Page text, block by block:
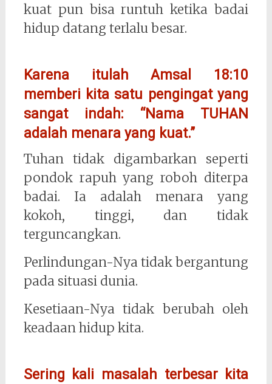
kuat pun bisa runtuh ketika badai
hidup datang terlalu besar.
Karena itulah Amsal 18:10
memberi kita satu pengingat yang
sangat indah: “Nama TUHAN
adalah menara yang kuat.”
Tuhan tidak digambarkan seperti
pondok rapuh yang roboh diterpa
badai. Ia adalah menara yang
kokoh, tinggi, dan tidak
terguncangkan.
Perlindungan-Nya tidak bergantung
pada situasi dunia.
Kesetiaan-Nya tidak berubah oleh
keadaan hidup kita.
Sering kali masalah terbesar kita